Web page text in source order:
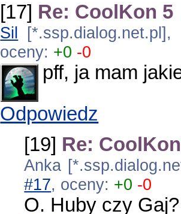
[17] Re: CoolKon 5
Sil
oceny: +0 -0
pff, ja mam
Odpowiedz
[19] Re:
Anka
#17, oceny: +0 -0
O. Huby czy